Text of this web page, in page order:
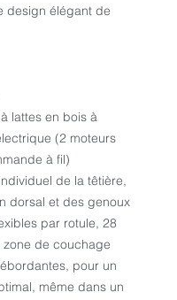
design élégant de
lattes en bois à
(2 moteurs
à fil)
de la têtière,
dorsal et des genoux
par rotule, 28
zone de couchage
pour un
même dans un